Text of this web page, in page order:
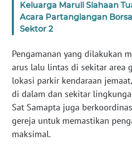
Keluarga Maruli Siahaan
Acara Partangiangan
Sektor 2
Pengamanan yang dilakukan
arus lalu lintas di sekitar area
lokasi parkir kendaraan
di dalam dan sekitar
Sat Samapta juga
gereja untuk memastikan
maksimal.
WN
JATIM
WN
BALI
WN
KALBAR
WN